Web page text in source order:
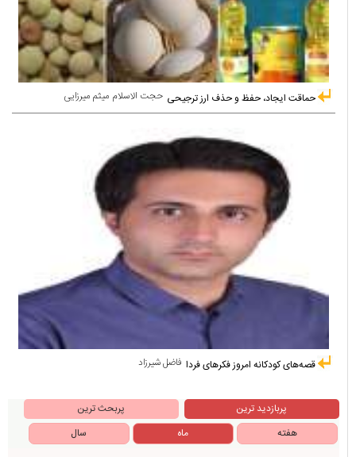
حجت الاسلام میثم میرزایی حماقت ایجاد، حفظ و حذف ارز ترجیحی
فاضل شیرزاد قصه‌های کودکانه امروز فکرهای فردا
پربازدید ترین
پربحث ترین
هفته
ماه سال